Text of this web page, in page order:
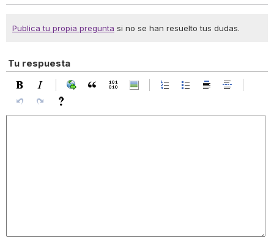
Publica tu propia pregunta si no se han resuelto tus dudas.
Tu respuesta